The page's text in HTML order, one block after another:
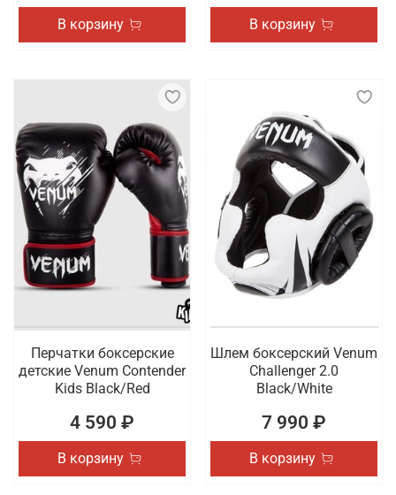
В корзину В корзину
Перчатки боксерские
детские Venum Contender
Kids Black/Red
4 590 ₽
В корзину
Шлем боксерский Venum
Challenger 2.0
Black/White
7 990 ₽
В корзину